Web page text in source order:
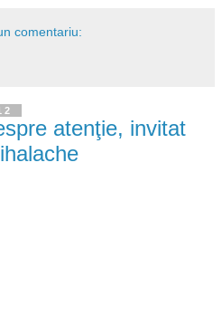
comentariu:
atenţie, invitat